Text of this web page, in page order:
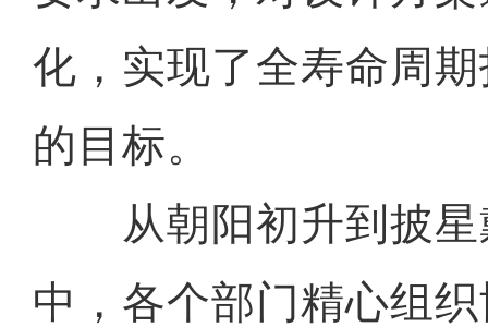
化，实现了全寿命周
的目标。
从朝阳初升到披星
中，各个部门精心组